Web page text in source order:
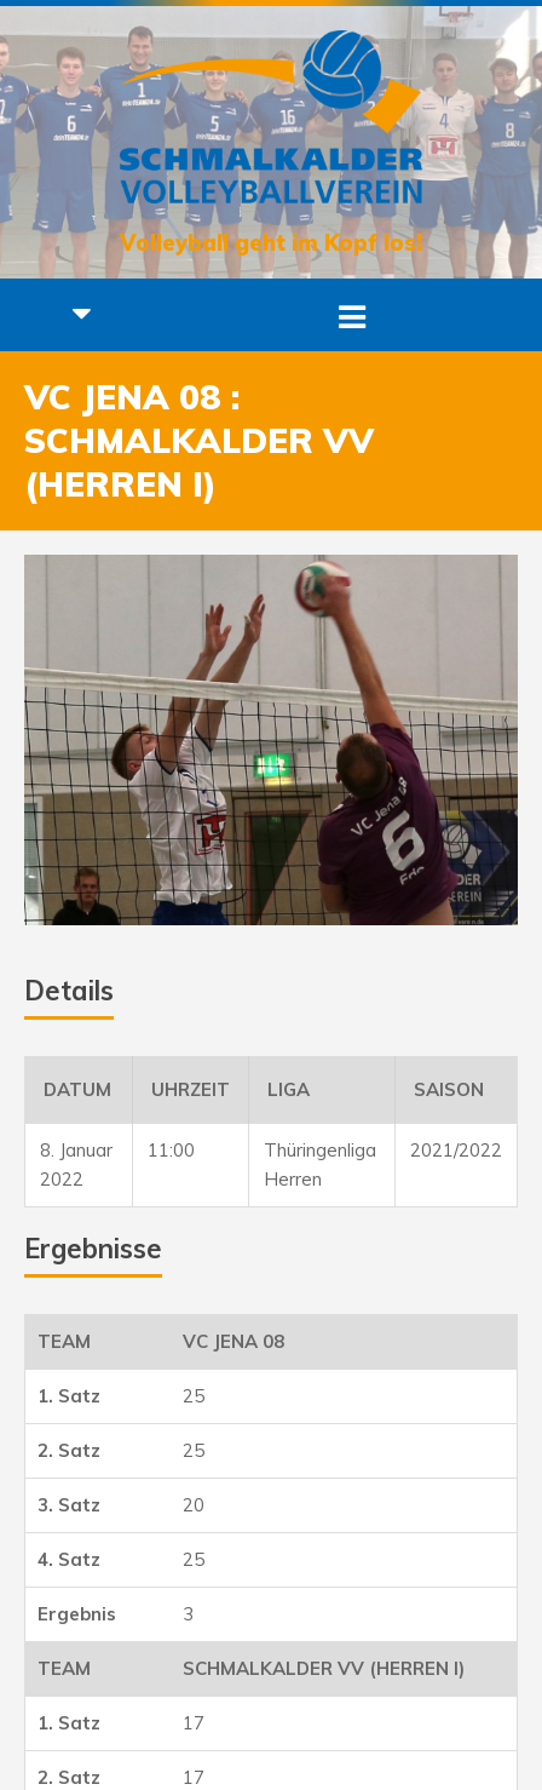
Volleyball geht im Kopf los!
VC JENA 08 :
SCHMALKALDER VV
(HERREN I)
Details
DATUM UHRZEIT LIGA SAISON
8. Januar
2022
11:00
Thüringenliga
Herren
2021/2022
Ergebnisse
VC JENA 08
25
25
20
25
3
SCHMALKALDER VV (HERREN I)
17
17